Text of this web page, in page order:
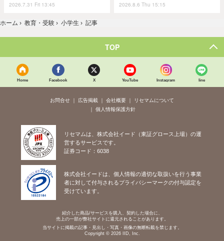
2026.7.31 Fri 13:45 2026.8.6 Thu 15:15
ホーム › 教育・受験 › 小学生 › 記事
TOP
Home Facebook X YouTube Instagram line
お問合せ 広告掲載 会社概要
リセマムについて
個人情報保護方針
リセマムは、株式会社イード（東証グロース上場）の運
営するサービスです。
証券コード：6038
株式会社イードは、個人情報の適切な取扱いを行う事業
者に対して付与されるプライバシーマークの付与認定を
受けています。
紹介した商品/サービスを購入、契約した場合に、
売上の一部が弊社サイトに還元されることがあります。
当サイトに掲載の記事・見出し・写真・画像の無断転載を禁じます。
Copyright © 2026 IID, Inc.